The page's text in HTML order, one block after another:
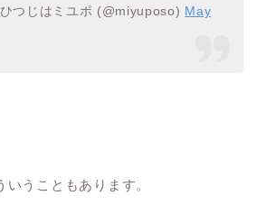
つじはミユポ (@miyuposo) May
うこともあります。